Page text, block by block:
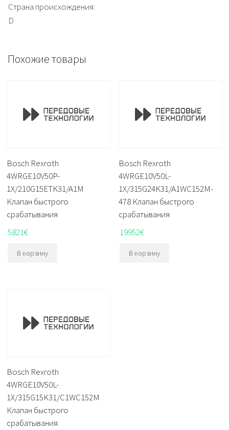
Страна происхождения:
D
Похожие товары
Bosch Rexroth
4WRGE10V50P-
1X/210G15ETK31/A1M
Клапан быстрого
срабатывания
5821€
В корзину
Bosch Rexroth
4WRGE10V50L-
1X/315G24K31/A1WC152M-
478 Клапан быстрого
срабатывания
19952€
В корзину
Bosch Rexroth
4WRGE10V50L-
1X/315G15K31/C1WC152M
Клапан быстрого
срабатывания